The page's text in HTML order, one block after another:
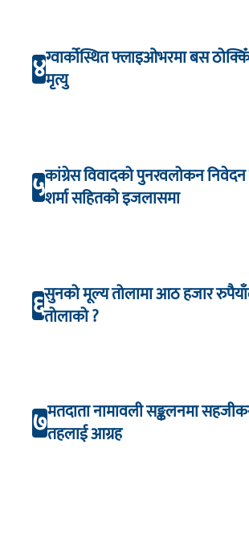
४ग्वार्कोस्थित फ्लाइओभरमा बस
मृत्यु
५कांग्रेस विवादको पुनरवलोकन निवेदन
शर्मा सहितको इजलासमा
६सुनको मूल्य तोलामा आठ हजार
तोलाको ?
७मतदाता नामावली सङ्कलनमा
तहलाई आग्रह